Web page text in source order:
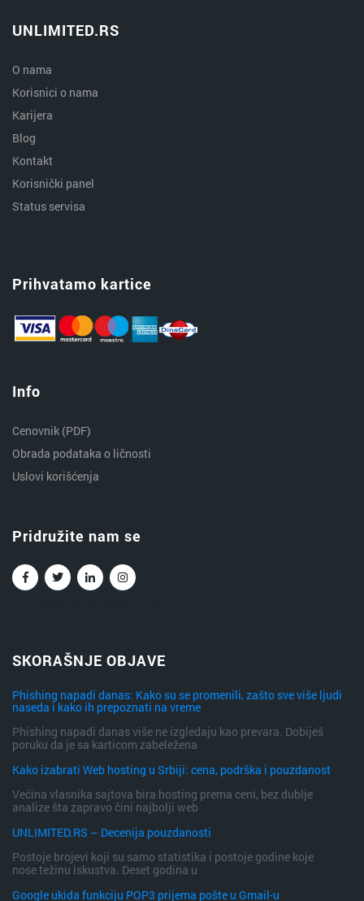
UNLIMITED.RS
O nama
Korisnici o nama
Karijera
Blog
Kontakt
Korisnički panel
Status servisa
Prihvatamo kartice
Info
Cenovnik (PDF)
Obrada podataka o ličnosti
Uslovi korišćenja
Pridružite nam se
SKORAŠNJE OBJAVE
Phishing napadi danas: Kako su se promenili, zašto sve više ljudi
naseda i kako ih prepoznati na vreme
Phishing napadi danas više ne izgledaju kao prevara. Dobiješ
poruku da je sa karticom zabeležena
Kako izabrati Web hosting u Srbiji: cena, podrška i pouzdanost
Većina vlasnika sajtova bira hosting prema ceni, bez dublje
analize šta zapravo čini najbolji web
UNLIMITED.RS – Decenija pouzdanosti
Postoje brojevi koji su samo statistika i postoje godine koje
nose težinu iskustva. Deset godina u
Google ukida funkciju POP3 prijema pošte u Gmail-u